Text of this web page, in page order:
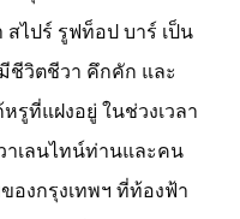
ไปร์ รูฟท็อป บาร์ เป็น
ชีวิตชีวา คึกคัก และ
รูที่แฝงอยู่ ในช่วงเวลา
าเลนไทน์ท่านและคน
องกรุงเทพฯ ที่ท้องฟ้า